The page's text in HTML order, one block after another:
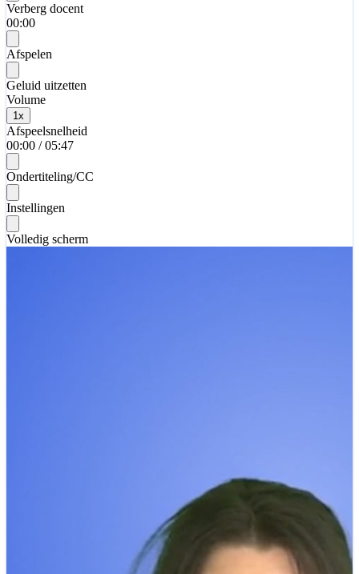
Verberg docent
00:00
Afspelen
Geluid uitzetten
Volume
1 x
Afspeelsnelheid
00:00 / 05:47
Ondertiteling/CC
Instellingen
Volledig scherm